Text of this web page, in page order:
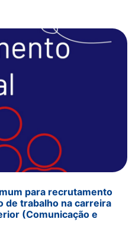
para recrutamento
de trabalho na carreira
(Comunicação e